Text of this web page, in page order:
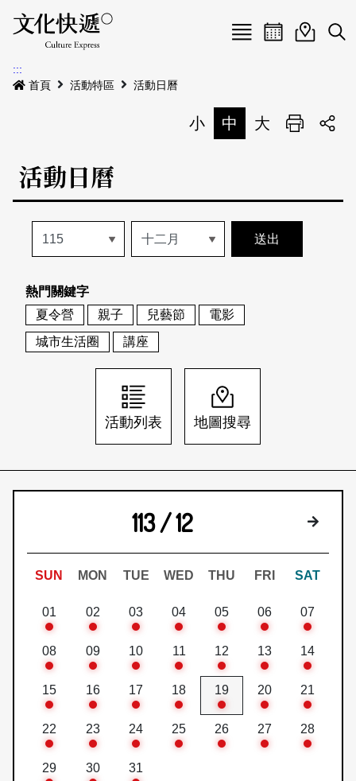
Menu
最新公告
本期專題
歷史專題
活動特區
活動列表
地圖搜尋
關於我們
關於我們
刊物索取地點
會員基本資料
刊登活動
網站導覽 English
日本語 登入/註冊
活動日曆活動地圖
展
:::
首頁
活動特區 活動日曆
小 中 大 列印
活動日曆
熱門關鍵字
夏令營
親子 兒藝節
電影
城市生活圈
講座
活動列表 地圖搜尋
113 / 12 下個月
SUN MON TUE WED THU FRI SAT
01 02 03 04 05 06 07
08 09 10 11 12 13 14
15 16 17 18 19 20 21
22 23 24 25 26 27 28
29 30 31